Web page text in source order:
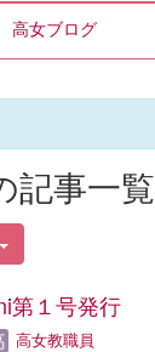
高女ブログ
記事一覧
第１号発行
高女教職員